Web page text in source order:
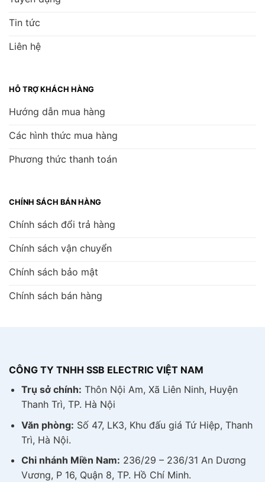
Tin tức
Liên hệ
HỖ TRỢ KHÁCH HÀNG
Hướng dẫn mua hàng
Các hình thức mua hàng
Phương thức thanh toán
CHÍNH SÁCH BÁN HÀNG
Chính sách đổi trả hàng
Chính sách vận chuyển
Chính sách bảo mật
Chính sách bán hàng
CÔNG TY TNHH SSB ELECTRIC VIỆT NAM
Trụ sở chính: Thôn Nội Am, Xã Liên Ninh, Huyện
Thanh Trì, TP. Hà Nội
Văn phòng: Số 47, LK3, Khu đấu giá Tứ Hiệp, Thanh
Trì, Hà Nội.
Chi nhánh Miền Nam: 236/29 – 236/31 An Dương
Vương, P 16, Quận 8, TP. Hồ Chí Minh.